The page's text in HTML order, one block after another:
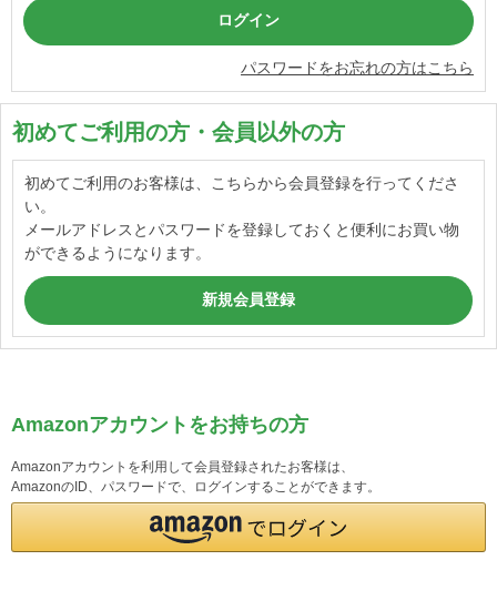
パスワードをお忘れの方はこちら
初めてご利用の方・会員以外の方
初めてご利用のお客様は、こちらから会員登録を行ってくださ
い。
メールアドレスとパスワードを登録しておくと便利にお買い物
ができるようになります。
Amazonアカウントをお持ちの方
Amazonアカウントを利用して会員登録されたお客様は、
AmazonのID、パスワードで、ログインすることができます。